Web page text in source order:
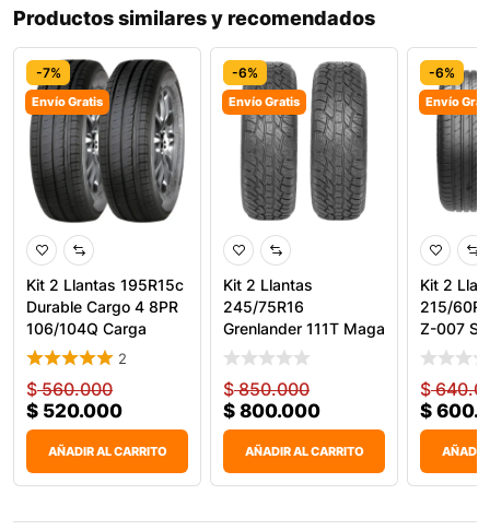
Productos similares y recomendados
-7%
Envío Gratis
Kit 2 Llantas 195R15c
Durable Cargo 4 8PR
106/104Q Carga
2
$560.000
$ 520.000
AÑADIR AL CARRITO
-6%
Envío Gratis
Kit 2 Llantas
245/75R16
Grenlander 111T Maga
A/T Two
$850.000
$ 800.000
AÑADIR AL CARRITO
-6%
Envío
Kit 2
215/
Z-007
$
$
AÑADIR